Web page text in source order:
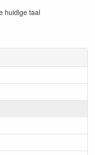
huidige taal